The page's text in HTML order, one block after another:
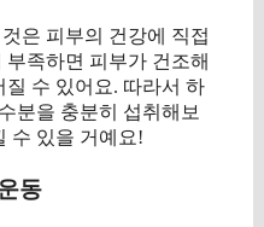
은 피부의 건강에 직접
족하면 피부가 건조해
수 있어요. 따라서 하
분을 충분히 섭취해보
수 있을 거예요!
동